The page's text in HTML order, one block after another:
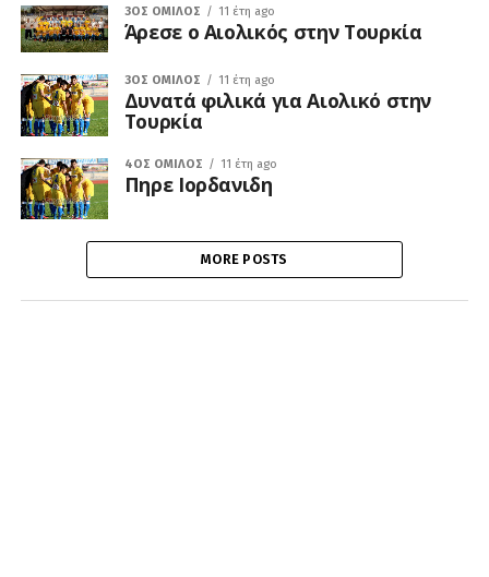
3ΟΣ ΌΜΙΛΟΣ 11 έτη ago
Άρεσε ο Αιολικός στην Τουρκία
3ΟΣ ΌΜΙΛΟΣ 11 έτη ago
Δυνατά φιλικά για Αιολικό στην
Τουρκία
4ΟΣ ΌΜΙΛΟΣ 11 έτη ago
Πηρε Ιορδανιδη
MORE POSTS